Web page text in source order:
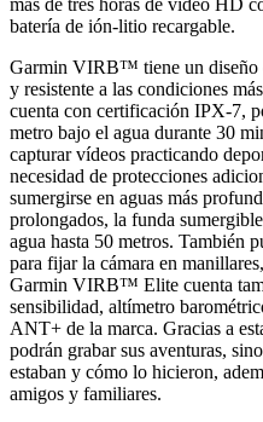
batería de ión-litio recargable.
Garmin VIRB™ tiene un diseño
y resistente a las condiciones
cuenta con certificación IPX-7,
metro bajo el agua durante 30
capturar vídeos practicando
necesidad de protecciones
sumergirse en aguas más
prolongados, la funda
agua hasta 50 metros. También
para fijar la cámara en
Garmin VIRB™ Elite cuenta
sensibilidad, altímetro
ANT+ de la marca. Gracias a
podrán grabar sus aventuras,
estaban y cómo lo hicieron,
amigos y familiares.